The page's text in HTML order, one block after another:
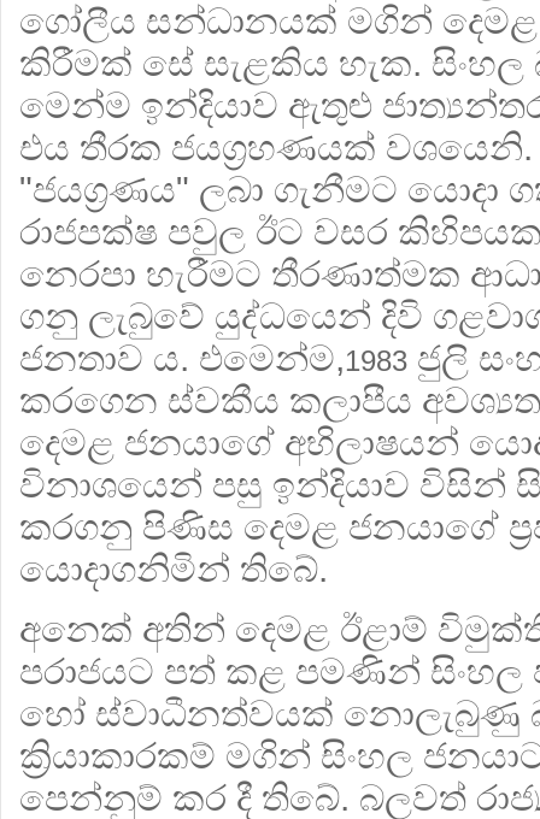
ගෝලීය සන්ධානයක් මගින් දෙමළ
කිරීමක් සේ සැළකිය හැක. සිංහල
මෙන්ම ඉන්දියාව ඇතුළු
එය තීරක ජයග්‍රහණයක්
"ජයග්‍රණය" ලබා ගැනීමට යොදා
රාජපක්ෂ පවුල ඊට වසර
නෙරපා හැරීමට තීරණාත්මක
ගනු ලැබුවේ යුද්ධයෙන් දිවි
ජනතාව ය. එමෙන්ම,1983 ජුලි
කරගෙන ස්වකීය කලාපීය
දෙමළ ජනයාගේ අභිලාෂයන්
විනාශයෙන් පසු ඉන්දියාව විසින්
කරගනු පිණිස දෙමළ ජනයාගේ
යොදාගනිමින් තිබේ.
අනෙක් අතින් දෙමළ ඊළාම්
පරාජයට පත් කළ පමණින් සිංහල
හෝ ස්වාධීනත්වයක් නොලැබුණු
ක්‍රියාකාරකම් මගින් සිංහල
පෙන්නුම් කර දී තිබේ. බලවත්